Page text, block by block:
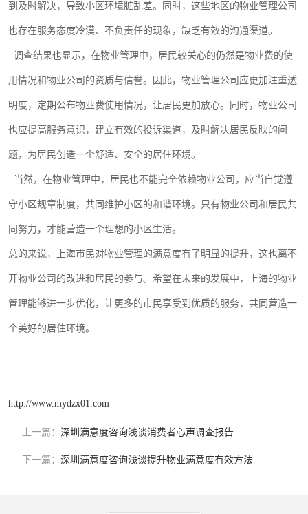
到及时解决，导致小区环境脏乱差。同时，这些地区的物业管理公司
也存在服务态度冷漠、不负责任的现象，缺乏有效的沟通渠道。
调查结果也显示，在物业管理中，居民较关心的仍然是物业费的使
用情况和物业公司的资质与信誉。因此，物业管理公司应更加注重透
明度，定期公布物业费使用情况，让居民更加放心。同时，物业公司
也应提高服务意识，建立有效的投诉渠道，及时解决居民反映的问
题，为居民创造一个舒适、安全的居住环境。
当然，在物业管理中，居民也不能完全依赖物业公司，应当自觉遵
守小区规章制度，共同维护小区的和谐环境。只有物业公司和居民共
同努力，才能营造一个理想的小区生活。
总的来说，上海市民对物业管理的满意度有了明显的提升，这也离不
开物业公司的改进和居民的参与。希望在未来的发展中，上海的物业
管理能够进一步优化，让更多的市民享受到优质的服务，共同营造一
个美好的居住环境。
http://www.mydzx01.com
上一篇： 深圳满意度咨询浅谈消费者心声调查报告
下一篇： 深圳满意度咨询浅谈提升物业满意度有效方法